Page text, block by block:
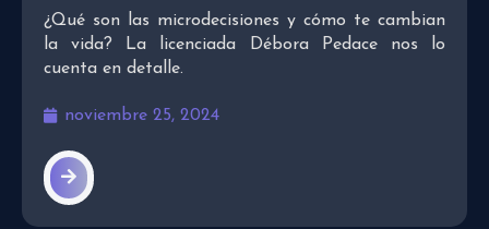
¿Qué son las microdecisiones y cómo te cambian
la vida? La licenciada Débora Pedace nos lo
cuenta en detalle.
noviembre 25, 2024